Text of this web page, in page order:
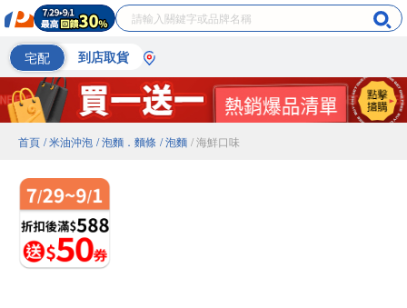
宅配 到店取貨
首頁 / 米油沖泡 / 泡麵．麵條 / 泡麵 / 海鮮口味